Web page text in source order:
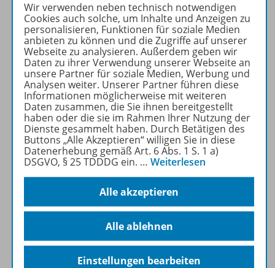
wir Ihnen einen Service, um
Ihren Unterricht aktuell und
einfach zu gestalten. Jede
Woche drei bis vier
Neuerscheinungen mit
großem Online Archiv.
Mehr erfahren
Informationen
Beschreibung
Wir verwenden neben technisch notwendigen
Cookies auch solche, um Inhalte und Anzeigen zu
personalisieren, Funktionen für soziale Medien
anbieten zu können und die Zugriffe auf unserer
Webseite zu analysieren. Außerdem geben wir
Daten zu ihrer Verwendung unserer Webseite an
unsere Partner für soziale Medien, Werbung und
Analysen weiter. Unserer Partner führen diese
Informationen möglicherweise mit weiteren
Daten zusammen, die Sie ihnen bereitgestellt
haben oder die sie im Rahmen Ihrer Nutzung der
Dienste gesammelt haben. Durch Betätigen des
Buttons „Alle Akzeptieren“ willigen Sie in diese
Datenerhebung gemäß Art. 6 Abs. 1 S. 1 a)
DSGVO, § 25 TDDDG ein. … Weiterlesen
Alle akzeptieren
Alle ablehnen
Einstellungen bearbeiten